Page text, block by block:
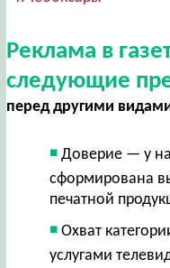
Реклама в
следующие
перед другими
Доверие — у
сформирована
печатной
Охват
услугами